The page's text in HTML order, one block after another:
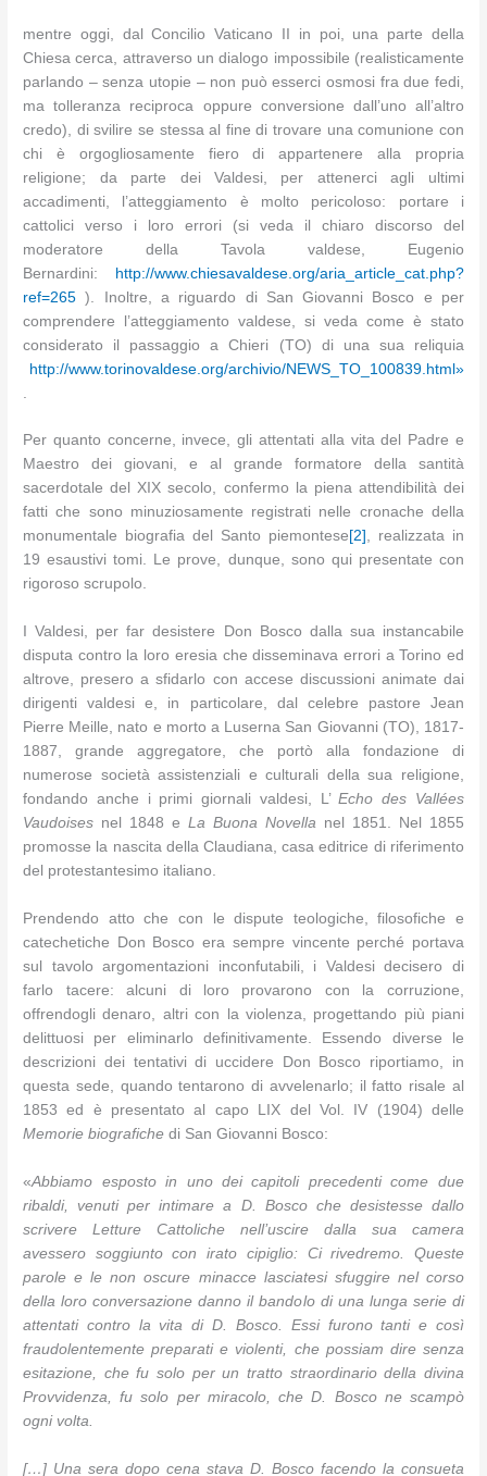
mentre oggi, dal Concilio Vaticano II in poi, una parte della
Chiesa cerca, attraverso un dialogo impossibile (realisticamente
parlando – senza utopie – non può esserci osmosi fra due fedi,
ma tolleranza reciproca oppure conversione dall’uno all’altro
credo), di svilire se stessa al fine di trovare una comunione con
chi è orgogliosamente fiero di appartenere alla propria
religione; da parte dei Valdesi, per attenerci agli ultimi
accadimenti, l’atteggiamento è molto pericoloso: portare i
cattolici verso i loro errori (si veda il chiaro discorso del
moderatore della Tavola valdese, Eugenio
Bernardini: http://www.chiesavaldese.org/aria_article_cat.php?
ref=265 ). Inoltre, a riguardo di San Giovanni Bosco e per
comprendere l’atteggiamento valdese, si veda come è stato
considerato il passaggio a Chieri (TO) di una sua reliquia
http://www.torinovaldese.org/archivio/NEWS_TO_100839.html»
Per quanto concerne, invece, gli attentati alla vita del Padre e
Maestro dei giovani, e al grande formatore della santità
sacerdotale del XIX secolo, confermo la piena attendibilità dei
fatti che sono minuziosamente registrati nelle cronache della
monumentale biografia del Santo piemontese [2] , realizzata in
19 esaustivi tomi. Le prove, dunque, sono qui presentate con
rigoroso scrupolo.
I Valdesi, per far desistere Don Bosco dalla sua instancabile
disputa contro la loro eresia che disseminava errori a Torino ed
altrove, presero a sfidarlo con accese discussioni animate dai
dirigenti valdesi e, in particolare, dal celebre pastore Jean
Pierre Meille, nato e morto a Luserna San Giovanni (TO), 1817-
1887, grande aggregatore, che portò alla fondazione di
numerose società assistenziali e culturali della sua religione,
fondando anche i primi giornali valdesi, L’Echo des Vallées
Vaudoises nel 1848 eLa Buona Novella nel 1851. Nel 1855
promosse la nascita della Claudiana, casa editrice di riferimento
del protestantesimo italiano.
Prendendo atto che con le dispute teologiche, filosofiche e
catechetiche Don Bosco era sempre vincente perché portava
sul tavolo argomentazioni inconfutabili, i Valdesi decisero di
farlo tacere: alcuni di loro provarono con la corruzione,
offrendogli denaro, altri con la violenza, progettando più piani
delittuosi per eliminarlo definitivamente. Essendo diverse le
descrizioni dei tentativi di uccidere Don Bosco riportiamo, in
questa sede, quando tentarono di avvelenarlo; il fatto risale al
1853 ed è presentato al capo LIX del Vol. IV (1904) delle
Memorie biografiche di San Giovanni Bosco:
«Abbiamo esposto in uno dei capitoli precedenti come due
ribaldi, venuti per intimare a D. Bosco che desistesse dallo
scrivere Letture Cattoliche nell’uscire dalla sua camera
avessero soggiunto con irato cipiglio: Ci rivedremo. Queste
parole e le non oscure minacce lasciatesi sfuggire nel corso
della loro conversazione danno il bandolo di una lunga serie di
attentati contro la vita di D. Bosco. Essi furono tanti e così
fraudolentemente preparati e violenti, che possiam dire senza
esitazione, che fu solo per un tratto straordinario della divina
Provvidenza, fu solo per miracolo, che D. Bosco ne scampò
ogni volta.
[…] Una sera dopo cena stava D. Bosco facendo la consueta